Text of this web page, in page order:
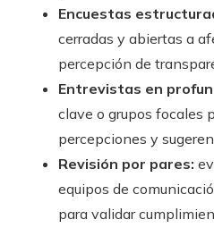
Encuestas
cerradas y abiertas a
percepción de
Entrevistas en
clave o grupos focales
percepciones y
Revisión por pares:
equipos de
para validar